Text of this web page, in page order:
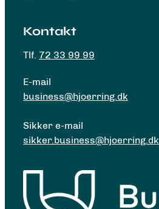
Kontakt
Tlf. 72 33 99 99
E-mail
business@hjoerring.dk
Sikker e-mail
sikker.business@hjoerring.dk